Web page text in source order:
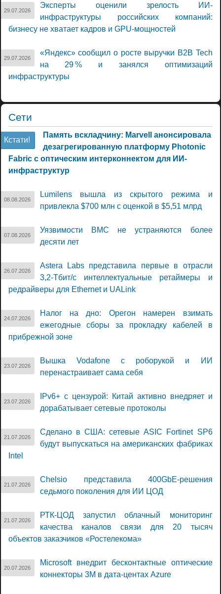
29.07.2026
Эксперты оценили зрелость ИИ-
инфраструктуры российских компаний:
бизнесу не хватает кадров и GPU-мощностей
29.07.2026
«Яндекс» сообщил о росте выручки B2B Tech
на 29 % и занялся оптимизаций
инфраструктуры
Сети
Кстати!
Память вскладчину: Marvell анонсировала
дезагрегированную платформу Photonic
Fabric с оптическим интерконнектом для ИИ-
инфраструктур
08.08.2026
Lumilens вышла из скрытого режима и
привлекла $700 млн с оценкой в $5,51 млрд
07.08.2026
Уязвимости BMC не устраняются более
десяти лет
26.07.2026
Astera Labs представила первые в отрасли
3,2-Тбит/с интеллектуальные ретаймеры и
редрайверы для Ethernet и UALink
24.07.2026
Налог на дно: Орегон намерен взимать
ежегодные сборы за прокладку кабелей в
прибрежной зоне
23.07.2026
Вышка Vodafone с роборукой и ИИ
перенастраивает сама себя
23.07.2026
IPv6+ с цензурой: Китай активно внедряет и
дорабатывает сетевые протоколы
21.07.2026
Сделано в США: сетевые ASIC Fortinet SP6
будут выпускаться на американских фабриках
Intel
21.07.2026
Chelsio представила 400GbE-решения
седьмого поколения для ИИ ЦОД
21.07.2026
РТК-ЦОД запустил облачный мониторинг
качества каналов связи для 20 тысяч
объектов заказчиков «Ростелекома»
20.07.2026
Microsoft внедрит бесконтактные оптические
коннекторы 3M в дата-центах Azure